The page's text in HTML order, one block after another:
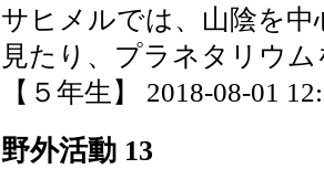
サヒメルでは、山陰を
見たり、プラネタリウ
【５年生】 2018-08-01
野外活動 13